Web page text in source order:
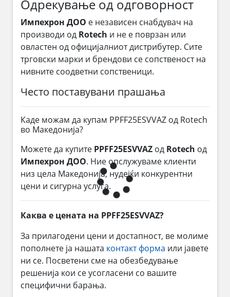
Одрекување од одговорност
Импехрон ДОО е независен снабдувач на
производи од Rotech и не е поврзан или
овластен од официјалниот дистрибутер. Сите
трговски марки и брендови се сопственост на
нивните соодветни сопственици.
Често поставувани прашања
Каде можам да купам PPFF25ESVVAZ од Rotech
во Македонија?
Можете да купите PPFF25ESVVAZ од Rotech од
Импехрон ДОО. Ние опслужуваме клиенти
низ цела Македонија, нудејќи конкурентни
цени и сигурна услуга.
Каква е цената на PPFF25ESVVAZ?
За прилагодени цени и достапност, ве молиме
пополнете ја нашата контакт форма или јавете
ни се. Посветени сме на обезбедување
решенија кои се усогласени со вашите
специфични барања.